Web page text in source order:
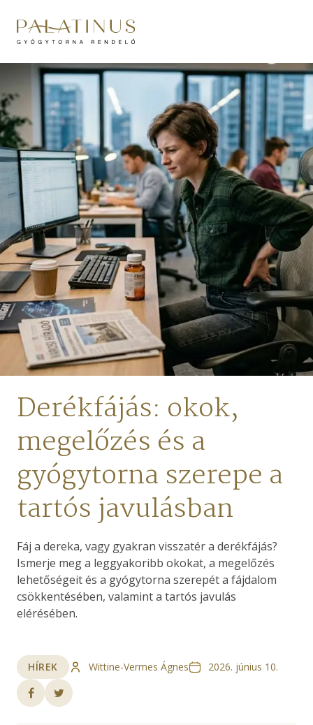
Derékfájás: okok,
megelőzés és a
gyógytorna szerepe a
tartós javulásban
Fáj a dereka, vagy gyakran visszatér a derékfájás?
Ismerje meg a leggyakoribb okokat, a megelőzés
lehetőségeit és a gyógytorna szerepét a fájdalom
csökkentésében, valamint a tartós javulás
elérésében.
HÍREK Wittine-Vermes Ágnes 2026. június 10.